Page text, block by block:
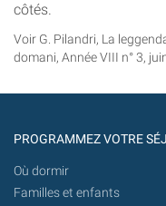
côtés.
Voir G. Pilandri, La
domani, Année VIII n° 3,
PROGRAMMEZ VOTRE
Où dormir
Familles et enfants